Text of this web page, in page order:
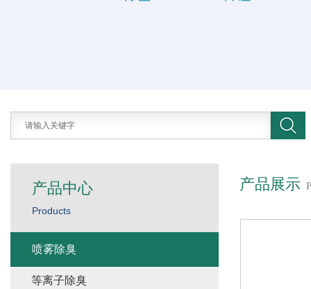
产品展示
产品中心
Products
喷雾除臭
等离子除臭